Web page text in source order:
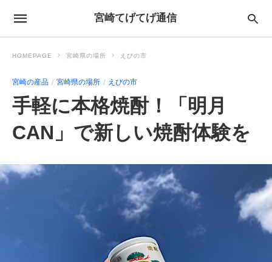
宮崎てげてげ通信
HOMEPAGE 宮崎県の場所 えびの市
宮崎の産品 宮崎県の場所 えびの市
手軽に本格焼酎！「明月
CAN」で新しい焼酎体験を